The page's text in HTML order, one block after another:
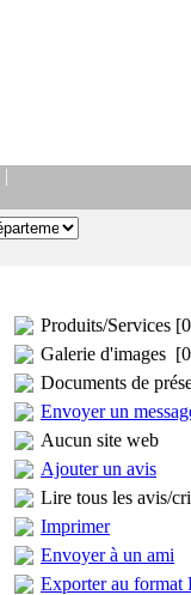
|
Produits/Services
Galerie d'images
Documents de
Envoyer un
Aucun site web
Ajouter un avis
Lire tous les avis/
Imprimer
Envoyer à un ami
Exporter au format